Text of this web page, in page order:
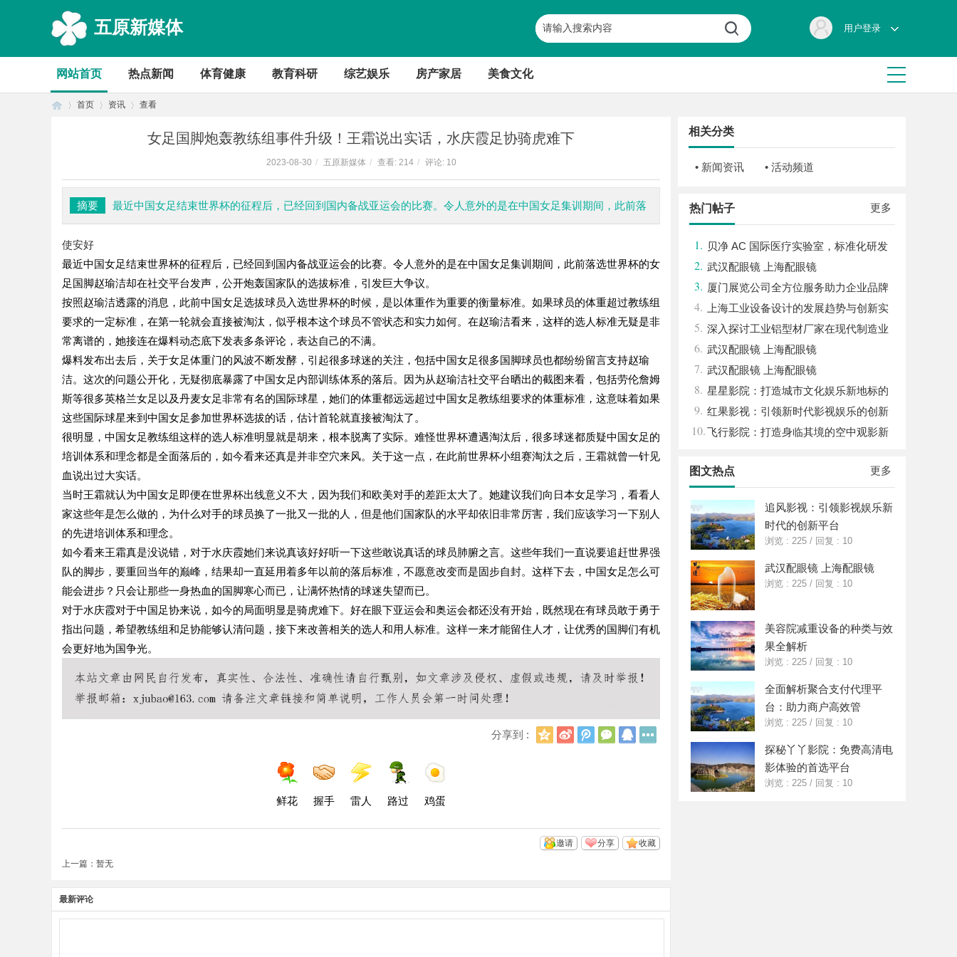
五原新媒体 用户登录
网站首页 热点新闻 体育健康 教育科研 综艺娱乐 房产家居 美食文化
首页 资讯 查看
女足国脚炮轰教练组事件升级！王霜说出实话，水庆霞足协骑虎难下
2023-08-30 / 五原新媒体 / 查看: 214 / 评论: 10
摘要 最近中国女足结束世界杯的征程后，已经回到国内备战亚运会的比赛。令人意外的是在中国女足集训期间，此前落
使安好
最近中国女足结束世界杯的征程后，已经回到国内备战亚运会的比赛。令人意外的是在中国女足集训期间，此前落选世界杯的女
足国脚赵瑜洁却在社交平台发声，公开炮轰国家队的选拔标准，引发巨大争议。
按照赵瑜洁透露的消息，此前中国女足选拔球员入选世界杯的时候，是以体重作为重要的衡量标准。如果球员的体重超过教练组
要求的一定标准，在第一轮就会直接被淘汰，似乎根本这个球员不管状态和实力如何。在赵瑜洁看来，这样的选人标准无疑是非
常离谱的，她接连在爆料动态底下发表多条评论，表达自己的不满。
爆料发布出去后，关于女足体重门的风波不断发酵，引起很多球迷的关注，包括中国女足很多国脚球员也都纷纷留言支持赵瑜
洁。这次的问题公开化，无疑彻底暴露了中国女足内部训练体系的落后。因为从赵瑜洁社交平台晒出的截图来看，包括劳伦詹姆
斯等很多英格兰女足以及丹麦女足非常有名的国际球星，她们的体重都远远超过中国女足教练组要求的体重标准，这意味着如果
这些国际球星来到中国女足参加世界杯选拔的话，估计首轮就直接被淘汰了。
很明显，中国女足教练组这样的选人标准明显就是胡来，根本脱离了实际。难怪世界杯遭遇淘汰后，很多球迷都质疑中国女足的
培训体系和理念都是全面落后的，如今看来还真是并非空穴来风。关于这一点，在此前世界杯小组赛淘汰之后，王霜就曾一针见
血说出过大实话。
当时王霜就认为中国女足即便在世界杯出线意义不大，因为我们和欧美对手的差距太大了。她建议我们向日本女足学习，看看人
家这些年是怎么做的，为什么对手的球员换了一批又一批的人，但是他们国家队的水平却依旧非常厉害，我们应该学习一下别人
的先进培训体系和理念。
如今看来王霜真是没说错，对于水庆霞她们来说真该好好听一下这些敢说真话的球员肺腑之言。这些年我们一直说要追赶世界强
队的脚步，要重回当年的巅峰，结果却一直延用着多年以前的落后标准，不愿意改变而是固步自封。这样下去，中国女足怎么可
能会进步？只会让那些一身热血的国脚寒心而已，让满怀热情的球迷失望而已。
对于水庆霞对于中国足协来说，如今的局面明显是骑虎难下。好在眼下亚运会和奥运会都还没有开始，既然现在有球员敢于勇于
指出问题，希望教练组和足协能够认清问题，接下来改善相关的选人和用人标准。这样一来才能留住人才，让优秀的国脚们有机
会更好地为国争光。
分享到 :
Q
新
浪
腾
讯
微
信
Q
鲜花 握手 雷人 路过 鸡蛋
收藏
分享
邀请
上一篇：暂无
最新评论
相关分类
• 新闻资讯 • 活动频道
更多
热门帖子
1. 贝净 AC 国际医疗实验室，标准化研发
体系全解析
2. 武汉配眼镜 上海配眼镜
3. 厦门展览公司全方位服务助力企业品牌
打造与市场开拓
4.
上海工业设备设计的发展趋势与创新实
践探索
5. 深入探讨工业铝型材厂家在现代制造业
中的重要角色与发展趋势
6. 武汉配眼镜 上海配眼镜
7. 武汉配眼镜 上海配眼镜
8. 星星影院：打造城市文化娱乐新地标的
璀璨明珠
9. 红果影视：引领新时代影视娱乐的创新
先锋
10.飞行影院：打造身临其境的空中观影新
更多
图文热点
追风影视：引领影视娱乐新
时代的创新平台
浏览 : 225 / 回复 : 10
武汉配眼镜 上海配眼镜
浏览 : 225 / 回复 : 10
美容院减重设备的种类与效
果全解析
浏览 : 225 / 回复 : 10
全面解析聚合支付代理平
台：助力商户高效管
浏览 : 225 / 回复 : 10
探秘丫丫影院：免费高清电
影体验的首选平台
浏览 : 225 / 回复 : 10